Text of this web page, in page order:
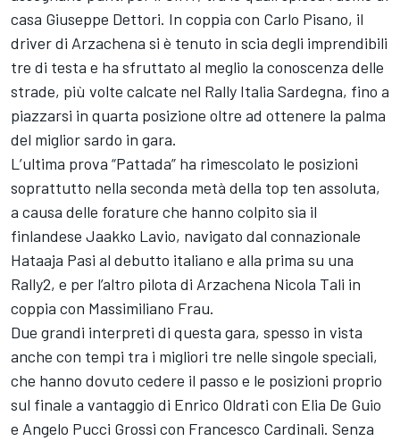
casa Giuseppe Dettori. In coppia con Carlo Pisano, il
driver di Arzachena si è tenuto in scia degli imprendibili
tre di testa e ha sfruttato al meglio la conoscenza delle
strade, più volte calcate nel Rally Italia Sardegna, fino a
piazzarsi in quarta posizione oltre ad ottenere la palma
del miglior sardo in gara.
L’ultima prova “Pattada” ha rimescolato le posizioni
soprattutto nella seconda metà della top ten assoluta,
a causa delle forature che hanno colpito sia il
finlandese Jaakko Lavio, navigato dal connazionale
Hataaja Pasi al debutto italiano e alla prima su una
Rally2, e per l’altro pilota di Arzachena Nicola Tali in
coppia con Massimiliano Frau.
Due grandi interpreti di questa gara, spesso in vista
anche con tempi tra i migliori tre nelle singole speciali,
che hanno dovuto cedere il passo e le posizioni proprio
sul finale a vantaggio di Enrico Oldrati con Elia De Guio
e Angelo Pucci Grossi con Francesco Cardinali. Senza